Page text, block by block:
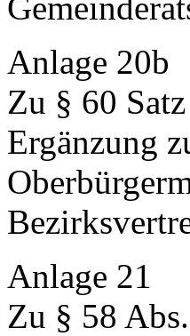
Anlage 20b
Zu § 60
Ergänzung
Anlage 21
Zu § 58